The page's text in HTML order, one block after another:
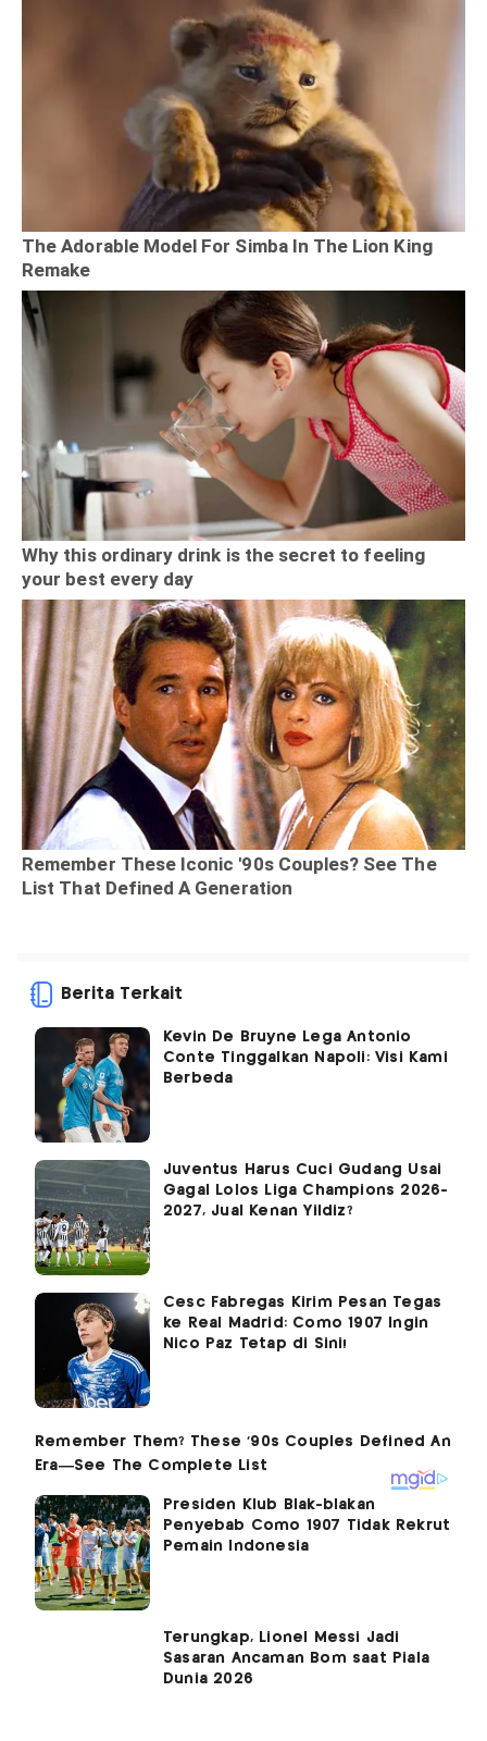
Berita Terkait
Kevin De Bruyne Lega Antonio
Conte Tinggalkan Napoli: Visi Kami
Berbeda
Juventus Harus Cuci Gudang Usai
Gagal Lolos Liga Champions 2026-
2027, Jual Kenan Yildiz?
Cesc Fabregas Kirim Pesan Tegas
ke Real Madrid: Como 1907 Ingin
Nico Paz Tetap di Sini!
Presiden Klub Blak-blakan
Penyebab Como 1907 Tidak Rekrut
Pemain Indonesia
Terungkap, Lionel Messi Jadi
Sasaran Ancaman Bom saat Piala
Dunia 2026